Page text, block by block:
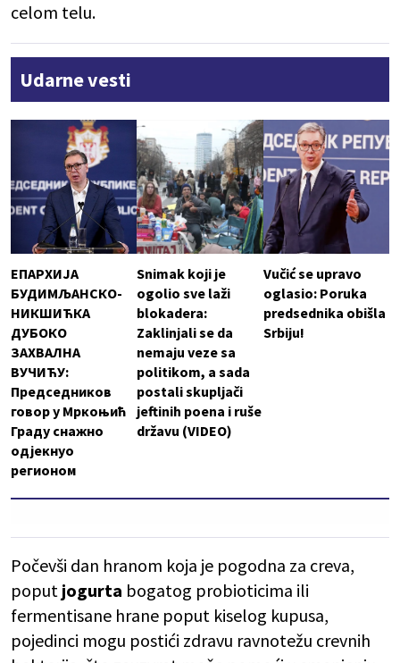
celom telu.
Udarne vesti
ЕПАРХИЈА
БУДИМЉАНСКО-
НИКШИЋКА
ДУБОКО
ЗАХВАЛНА
ВУЧИЋУ:
Председников
говор у Мркоњић
Граду снажно
одјекнуо
регионом
Snimak koji je
ogolio sve laži
blokadera:
Zaklinjali se da
nemaju veze sa
politikom, a sada
postali skupljači
jeftinih poena i ruše
državu (VIDEO)
Vučić se upravo
oglasio: Poruka
predsednika obišla
Srbiju!
Počevši dan hranom koja je pogodna za creva,
poput jogurta bogatog probioticima ili
fermentisane hrane poput kiselog kupusa,
pojedinci mogu postići zdravu ravnotežu crevnih